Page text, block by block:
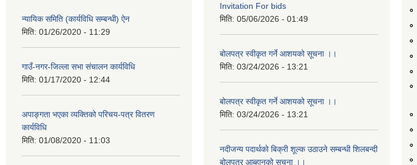
न्यायिक समिति (कार्यविधि सम्बन्धी) ऐन
मिति: 01/26/2020 - 11:29
गाउँ-नगर-जिल्ला सभा संचालन कार्यविधि
मिति: 01/17/2020 - 12:44
अपाङ्गता भएका व्यक्तिको परिचय-पत्र वितरण
कार्यविधि
मिति: 01/08/2020 - 11:03
Invitation For bids
मिति: 05/06/2026 - 01:49
बोलपत्र स्वीकृत गर्ने आशयको सूचना ।।
मिति: 03/24/2026 - 13:21
बोलपत्र स्वीकृत गर्ने आशयको सूचना ।।
मिति: 03/24/2026 - 13:21
नदीजन्य पदार्थको बिक्री शूल्क उठाउने सम्बन्धी शिलबन्दी
बोलपत्र आब्हानको सूचना ।।